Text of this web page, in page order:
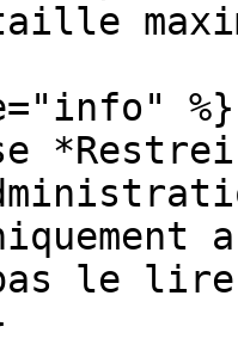
taille
%}
le